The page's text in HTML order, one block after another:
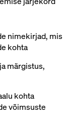
nimekirjad, mis
kohta
märgistus,
kohta
võimsuste